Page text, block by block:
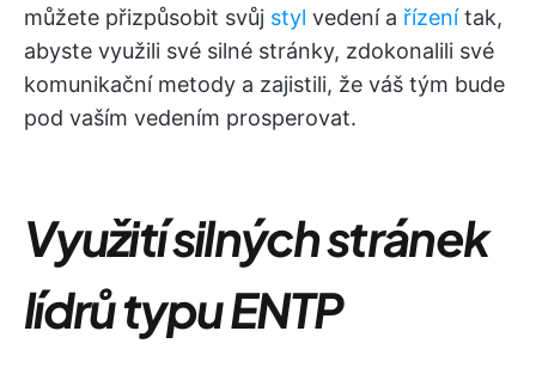
můžete přizpůsobit svůj styl vedení a řízenítak,
abyste využili své silné stránky, zdokonalili své
komunikační metody a zajistili, že váš tým bude
pod vaším vedením prosperovat.
Využití silných stránek
lídrů typu ENTP